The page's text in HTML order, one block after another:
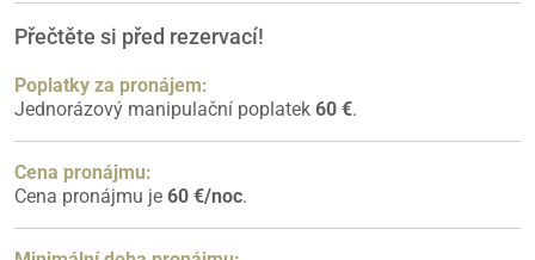
Přečtěte si před rezervací!
Poplatky za pronájem:
Jednorázový manipulační poplatek 60 €.
Cena pronájmu:
Cena pronájmu je 60 €/noc.